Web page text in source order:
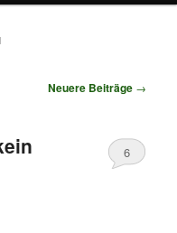
Neuere Beiträge →
6